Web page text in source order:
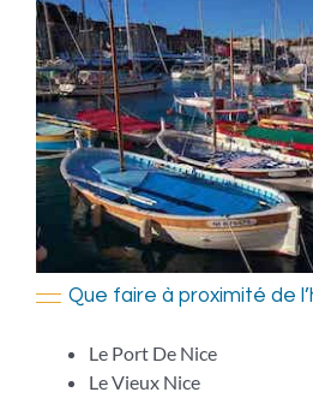
Que faire à proximité de
Le Port De Nice
Le Vieux Nice